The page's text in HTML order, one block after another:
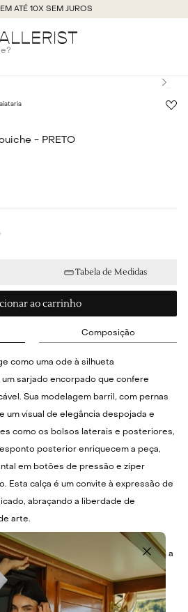
EM ATÉ 10X SEM JUROS
hoje?
- PRETO
Tabela de Medidas
ao carrinho
Composição
como uma ode à silhueta
sarjado encorpado que confere
Sua modelagem barril, com pernas
um visual de elegância despojada e
como os bolsos laterais e posteriores,
posterior enriquecem a peça,
em botões de pressão e zíper
Esta calça é um convite à expressão de
abraçando a liberdade de
arte.
o urbano e o sofisticado, combine a
ajustado ou uma camisa de seda
bico fino ou sandálias de salto bloco
tênis brancos ou coturnos conferem